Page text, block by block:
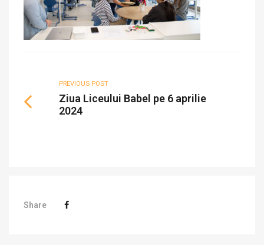
PREVIOUS POST
Ziua Liceului Babel pe 6 aprilie
2024
Share